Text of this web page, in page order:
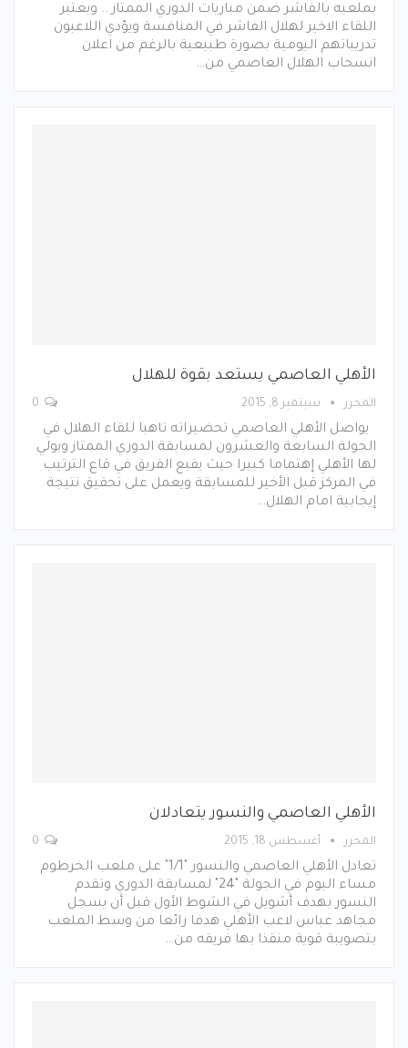
بملعبه بالفاشر ضمن مباريات الدوري الممتاز .. ويعتبر
اللقاء الاخير لهلال الفاشر في المنافسة ويؤدي اللاعبون
تدريباتهم اليومية بصورة طبيعية بالرغم من اعلان
انسحاب الهلال العاصمي من…
الأهلي العاصمي يستعد بقوة للهلال
المحرر سبتمبر 8, 2015
يواصل الأهلي العاصمي تحضيراته تاهبا للقاء الهلال في
الجولة السابعة والعشرون لمسابقة الدوري الممتاز ويولي
لها الأهلي إهتماما كبيرا حيث يقبع الفريق في قاع الترتيب
في المركز قبل الأخير للمسابقة ويعمل على تحقيق نتيجة
إيجابية امام الهلال…
الأهلي العاصمي والنسور يتعادلان
المحرر أغسطس 18, 2015
تعادل الأهلي العاصمي والنسور "1/1" على ملعب الخرطوم
مساء اليوم في الجولة "24" لمسابقة الدوري وتقدم
النسور بهدف أشويل في الشوط الأول قبل أن يسجل
مجاهد عباس لاعب الأهلي هدفا رائعا من وسط الملعب
بتصويبة قوية منقذا بها فريقه من…